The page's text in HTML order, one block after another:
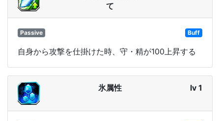
て
Passive Buff
自身から攻撃を仕掛けた時、守・精が100上昇する
氷属性 lv 1